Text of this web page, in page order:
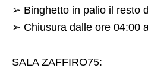
➢ Binghetto in palio il resto
➢ Chiusura dalle ore 04:00
SALA ZAFFIRO75: